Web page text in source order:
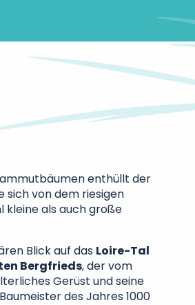
enthüllt der
sich von dem riesigen
kleine als auch große
Blick auf das Loire-Tal
Bergfrieds, der vom
Gerüst und seine
des Jahres 1000